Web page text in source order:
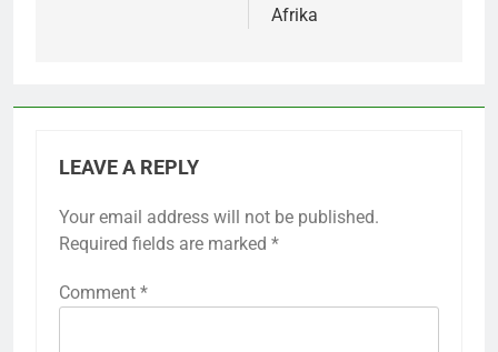
Afrika
LEAVE A REPLY
Your email address will not be published.
Required fields are marked *
Comment *